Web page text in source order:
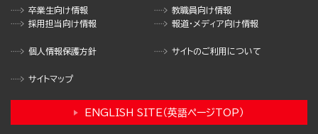
卒業生向け情報
教職員向け情報
採用担当向け情報
報道・メディア向け情報
個人情報保護方針 サイトのご利用について
サイトマップ
ENGLISH SITE（英語ページTOP）